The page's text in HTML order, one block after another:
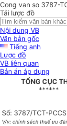
Cong van so 3787-
Tải lược đồ
Nội dung VB
Văn bản gốc
Tiếng anh
Lược đồ
VB liên quan
Bản án áp dụng
TỔNG CỤC
******
Số: 3787/TCT-PCCS
V/v: chính sách thuế ưu đãi